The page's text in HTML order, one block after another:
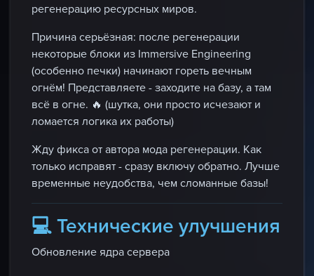
регенерацию ресурсных миров.
Причина серьёзная: после регенерации
некоторые блоки из Immersive Engineering
(особенно печки) начинают гореть вечным
огнём! Представляете - заходите на базу, а там
всё в огне. 🔥 (шутка, они просто исчезают и
ломается логика их работы)
Жду фикса от автора мода регенерации. Как
только исправят - сразу включу обратно. Лучше
временные неудобства, чем сломанные базы!
💻 Технические улучшения
Обновление ядра сервера